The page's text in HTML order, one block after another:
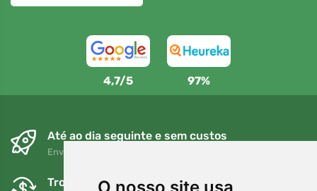
4,7/5 97%
Até ao dia seguinte e sem custos
Envio gratuito para encomendas superiores a 80 EUR
Trocas e devoluções gratuitas